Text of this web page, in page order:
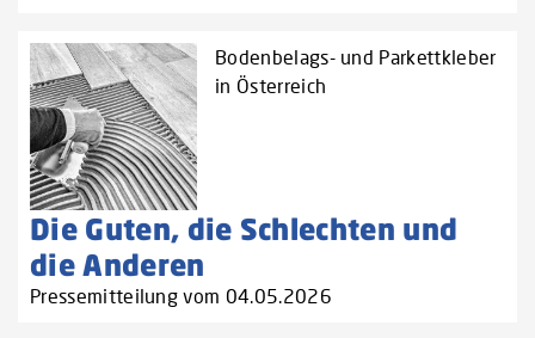
Bodenbelags- und Parkettkleber
in Österreich
Die Guten, die Schlechten und
die Anderen
Pressemitteilung vom 04.05.2026